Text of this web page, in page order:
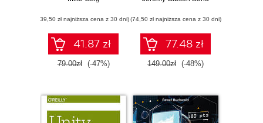
(39,50 zł najniższa cena z 30 dni)
41.87 zł
79.00zł (-47%)
gotowej gry.
Wydanie II
(74,50 zł najniższa cena z 30 dni)
77.48 zł
149.00zł (-48%)